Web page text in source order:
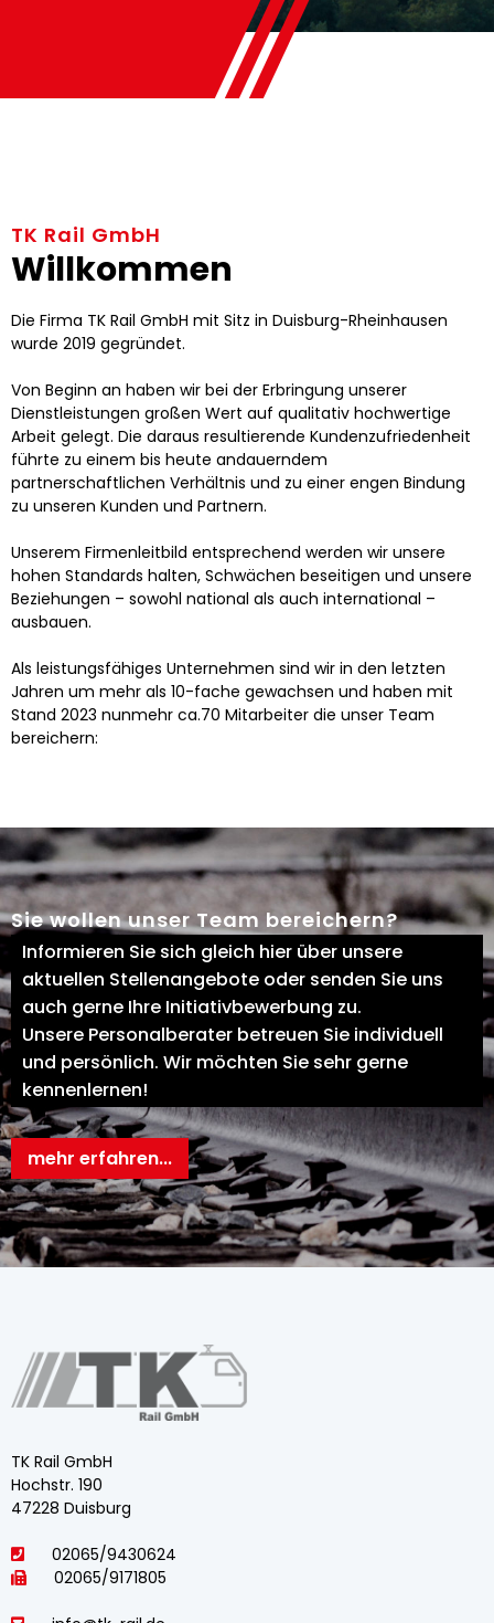
TK Rail GmbH
Willkommen
Die Firma TK Rail GmbH mit Sitz in Duisburg-Rheinhausen
wurde 2019 gegründet.
Von Beginn an haben wir bei der Erbringung unserer
Dienstleistungen großen Wert auf qualitativ hochwertige
Arbeit gelegt. Die daraus resultierende Kundenzufriedenheit
führte zu einem bis heute andauerndem
partnerschaftlichen Verhältnis und zu einer engen Bindung
zu unseren Kunden und Partnern.
Unserem Firmenleitbild entsprechend werden wir unsere
hohen Standards halten, Schwächen beseitigen und unsere
Beziehungen – sowohl national als auch international –
ausbauen.
Als leistungsfähiges Unternehmen sind wir in den letzten
Jahren um mehr als 10-fache gewachsen und haben mit
Stand 2023 nunmehr ca.70 Mitarbeiter die unser Team
bereichern:
Sie wollen unser Team bereichern?
Informieren Sie sich gleich hier über unsere
aktuellen Stellenangebote oder senden Sie uns
auch gerne Ihre Initiativbewerbung zu.
Unsere Personalberater betreuen Sie individuell
und persönlich. Wir möchten Sie sehr gerne
kennenlernen!
mehr erfahren...
TK Rail GmbH
Hochstr. 190
47228 Duisburg
02065/9430624
02065/9171805